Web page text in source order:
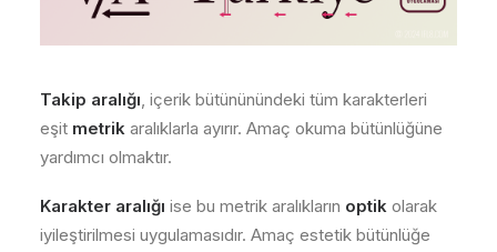
Takip aralığı, içerik bütününündeki tüm karakterleri
eşit metrik aralıklarla ayırır. Amaç okuma bütünlüğüne
yardımcı olmaktır.
Karakter aralığı ise bu metrik aralıkların optik olarak
iyileştirilmesi uygulamasıdır. Amaç estetik bütünlüğe